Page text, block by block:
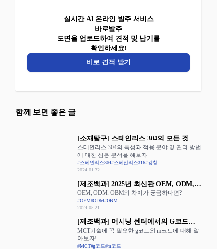
실시간 AI 온라인 발주 서비스
바로발주
도면을 업로드하여 견적 및 납기를
확인하세요!
바로 견적 받기
함께 보면 좋은 글
[소재탐구] 스테인리스 304의 모든 것을
알아보자
스테인리스 304의 특성과 적용 분야 및 관리 방법
에 대한 심층 분석을 해보자
#스테인리스304#스테인리스316#강철
2024.01.22
[제조백과] 2025년 최신판 OEM, ODM,
OBM의 장단점 완벽 정리
OEM, ODM, OBM의 차이가 궁금하다면?
#OEM#ODM#OBM
2024.05.21
[제조백과] 머시닝 센터에서의 G코드와
M코드 활용
MCT기술에 꼭 필요한 g코드와 m코드에 대해 알
아보자!
#MCT#g코드#m코드